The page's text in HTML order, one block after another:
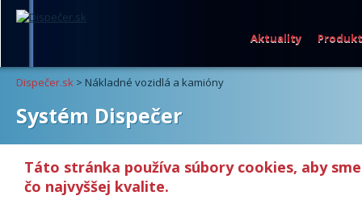
Aktuality
Dispečer.sk > Nákladné vozidlá a kamióny
Systém Dispečer
Táto stránka používa súbory cookies, aby
čo najvyššej kvalite.